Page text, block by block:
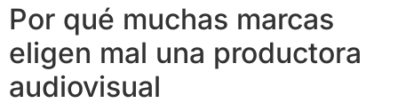
Por qué muchas marcas
eligen mal una productora
audiovisual